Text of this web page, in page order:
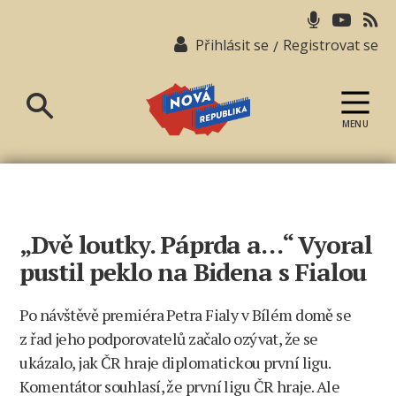
Přihlásit se / Registrovat se
republika
MENU
„Dvě loutky. Páprda a…“ Vyoral
pustil peklo na Bidena s Fialou
Po návštěvě premiéra Petra Fialy v Bílém domě se
z řad jeho podporovatelů začalo ozývat, že se
ukázalo, jak ČR hraje diplomatickou první ligu.
Komentátor souhlasí, že první ligu ČR hraje. Ale